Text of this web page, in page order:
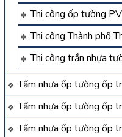
Thi công ốp tường
Thi công Thành phố
Thi công trần nhựa
Tấm nhựa ốp tường ốp
Tấm nhựa ốp tường ốp
Tấm nhựa ốp tường ốp